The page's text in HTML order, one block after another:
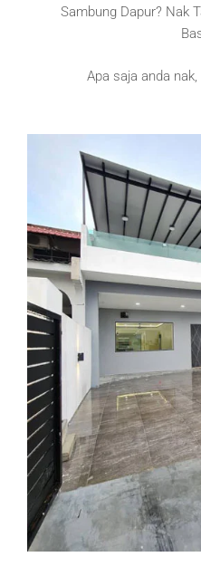
Sambung Dapur? Nak
Apa saja anda